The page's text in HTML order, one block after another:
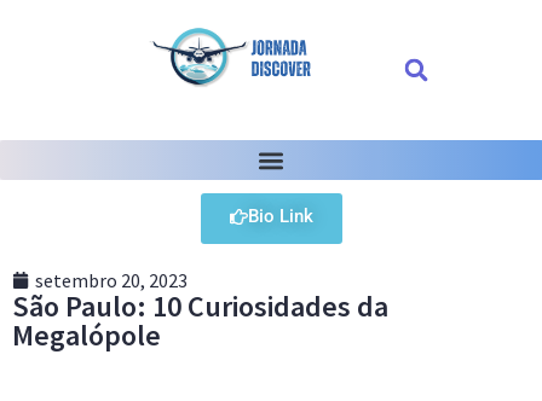
Bio Link
setembro 20, 2023
São Paulo: 10 Curiosidades da
Megalópole